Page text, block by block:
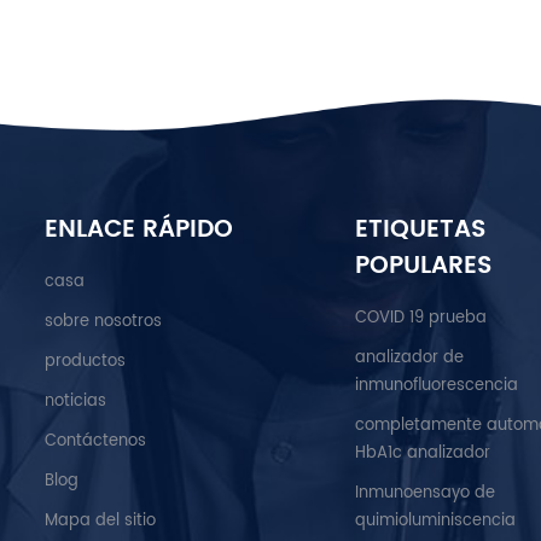
ENLACE RÁPIDO
casa
sobre nosotros
productos
noticias
Contáctenos
Blog
Mapa del sitio
ETIQUETAS
POPULARES
COVID 19 prueba
analizador de
inmunofluorescencia
completamente
HbA1c analizador
Inmunoensayo de
quimioluminiscencia